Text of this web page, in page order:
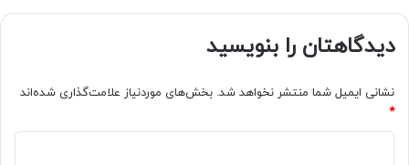
دیدگاهتان را بنویسید
نشانی ایمیل شما منتشر نخواهد شد. بخش‌های موردنیاز علامت‌گذاری شده‌اند
*